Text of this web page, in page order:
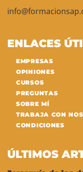
ENLACES
EMPRESAS
OPINIONES
CURSOS
PREGUNTAS
SOBRE MÍ
TRABAJA CON
CONDICIONES
ÚLTIMOS